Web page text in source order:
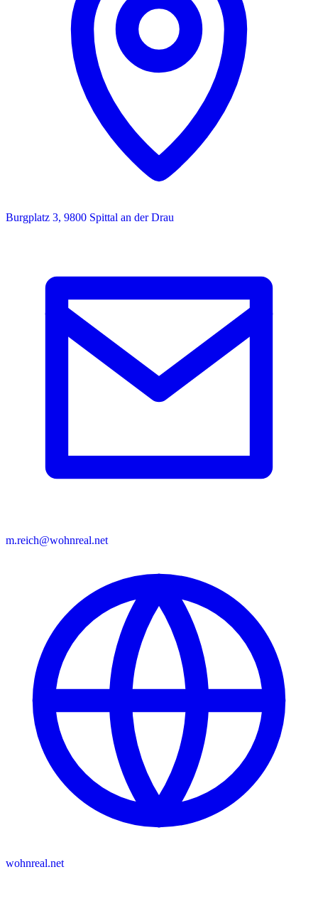
Burgplatz 3, 9800 Spittal an der Drau
m.reich@wohnreal.net
wohnreal.net